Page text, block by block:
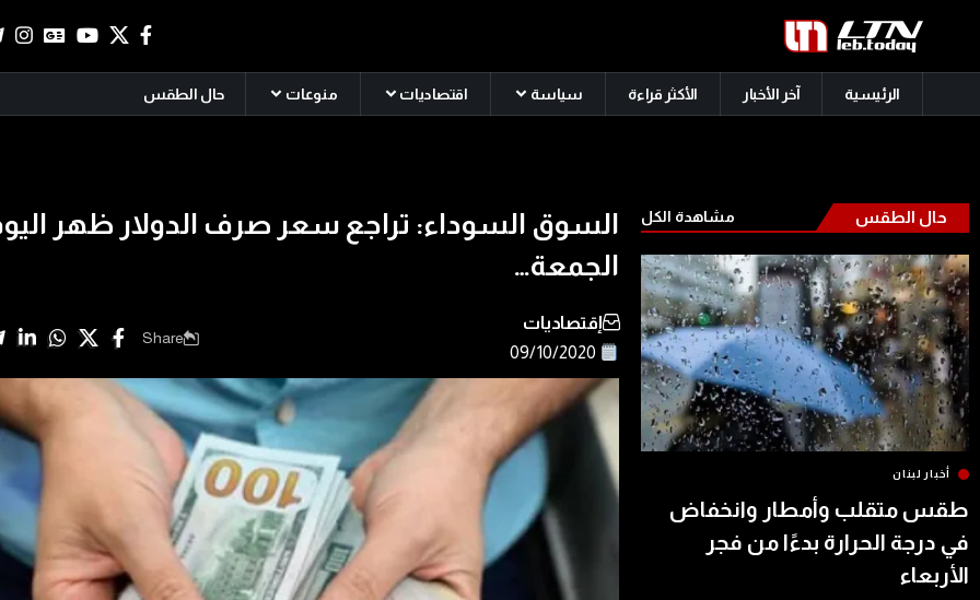
الرئيسية آخر الأخبار الأكثر قراءة سياسة اقتصاديات منوعات حال الطقس
حال الطقس مشاهدة الكل
أخبار لبنان
طقس متقلب وأمطار وانخفاض
في درجة الحرارة بدءًا من فجر
الأربعاء
السوق السوداء: تراجع سعر صرف الدولار ظهر
الجمعة…
إقتصاديات
Share